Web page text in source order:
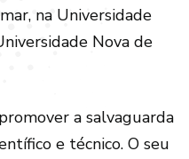
na Universidade
Nova de
a salvaguarda
e técnico. O seu